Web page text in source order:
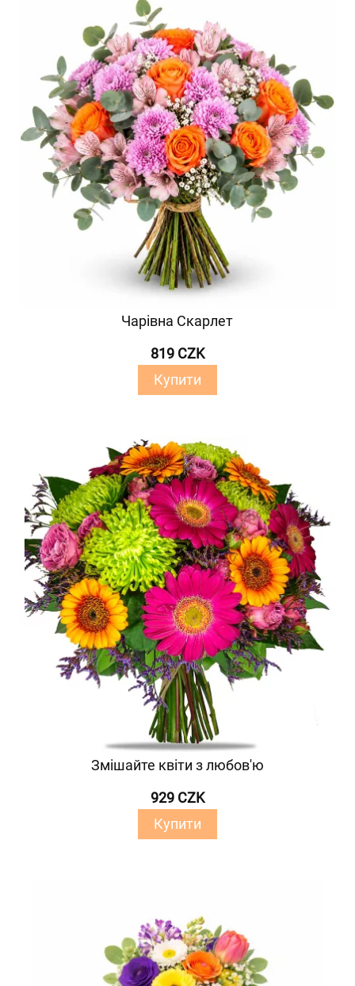
Чарівна Скарлет
819 CZK
Купити
Змішайте квіти з любов'ю
929 CZK
Купити